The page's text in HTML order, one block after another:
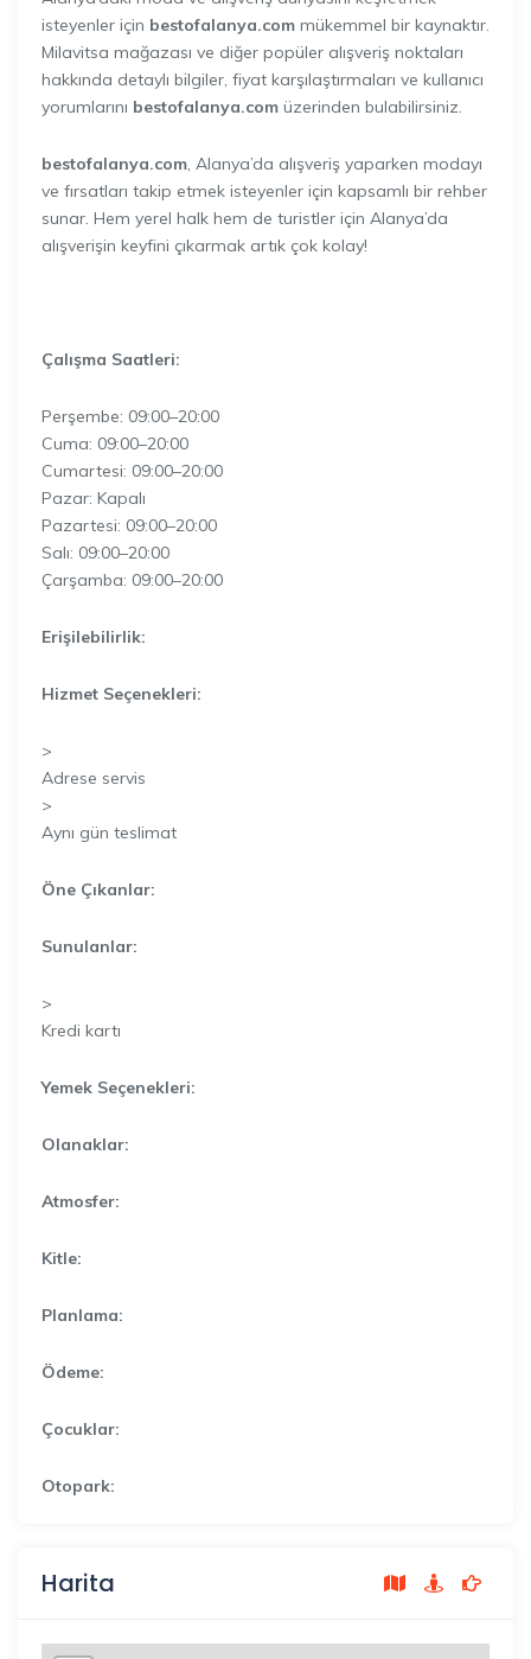
isteyenler için bestofalanya.com mükemmel bir kaynaktır.
Milavitsa mağazası ve diğer popüler alışveriş noktaları
hakkında detaylı bilgiler, fiyat karşılaştırmaları ve kullanıcı
yorumlarını bestofalanya.com üzerinden bulabilirsiniz.
bestofalanya.com, Alanya’da alışveriş yaparken modayı
ve fırsatları takip etmek isteyenler için kapsamlı bir rehber
sunar. Hem yerel halk hem de turistler için Alanya’da
alışverişin keyfini çıkarmak artık çok kolay!
Çalışma Saatleri:
Perşembe: 09:00–20:00
Cuma: 09:00–20:00
Cumartesi: 09:00–20:00
Pazar: Kapalı
Pazartesi: 09:00–20:00
Salı: 09:00–20:00
Çarşamba: 09:00–20:00
Erişilebilirlik:
Hizmet Seçenekleri:
>
Adrese servis
>
Aynı gün teslimat
Öne Çıkanlar:
Sunulanlar:
>
Kredi kartı
Yemek Seçenekleri:
Olanaklar:
Atmosfer:
Kitle:
Planlama:
Ödeme:
Çocuklar:
Otopark:
Harita